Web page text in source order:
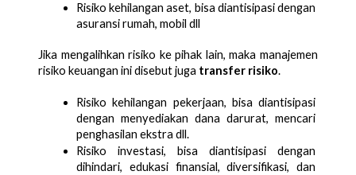
Risiko kehilangan aset, bisa diantisipasi dengan
asuransi rumah, mobil dll
Jika mengalihkan risiko ke pihak lain, maka manajemen
risiko keuangan ini disebut juga transfer risiko.
Risiko kehilangan pekerjaan, bisa diantisipasi
dengan menyediakan dana darurat, mencari
penghasilan ekstra dll.
Risiko investasi, bisa diantisipasi dengan
dihindari, edukasi finansial, diversifikasi, dan